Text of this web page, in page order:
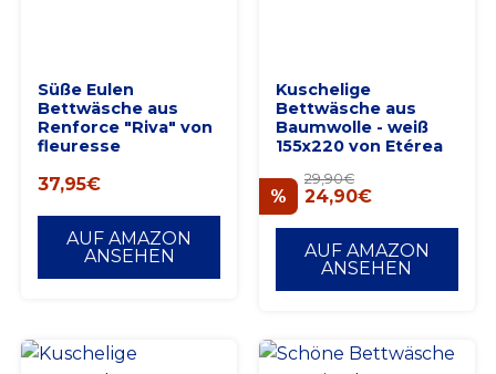
Süße Eulen
Bettwäsche aus
Renforce "Riva" von
fleuresse
37,95€
AUF AMAZON
ANSEHEN
Kuschelige
Bettwäsche aus
Baumwolle - weiß
155x220 von Etérea
29,90€
24,90€
AUF AMAZON
ANSEHEN